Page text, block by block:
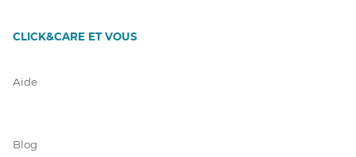
CLICK&CARE ET VOUS
Aide
Blog